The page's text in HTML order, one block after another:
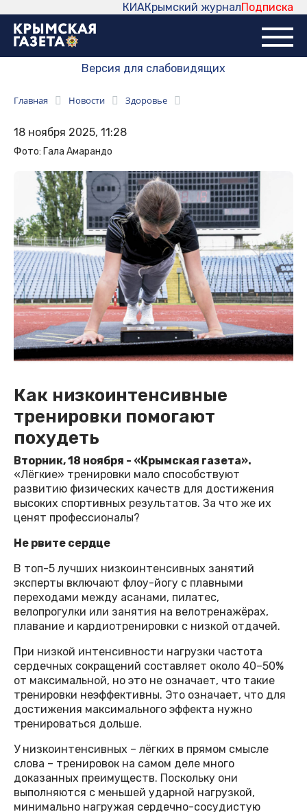
Подписка
Крымский журнал
КИА
Версия для слабовидящих
Главная Новости Здоровье
18 ноября 2025, 11:28
Фото: Гала Амарандо
Как низкоинтенсивные
тренировки помогают
похудеть
Вторник, 18 ноября - «Крымская газета».
«Лёгкие» тренировки мало способствуют
развитию физических качеств для достижения
высоких спортивных результатов. За что же их
ценят профессионалы?
Не рвите сердце
В топ-5 лучших низкоинтенсивных занятий
эксперты включают флоу-йогу с плавными
переходами между асанами, пилатес,
велопрогулки или занятия на велотренажёрах,
плавание и кардиотренировки с низкой отдачей.
При низкой интенсивности нагрузки частота
сердечных сокращений составляет около 40–50%
от максимальной, но это не означает, что такие
тренировки неэффективны. Это означает, что для
достижения максимального эффекта нужно
тренироваться дольше.
У низкоинтенсивных – лёгких в прямом смысле
слова – тренировок на самом деле много
доказанных преимуществ. Поскольку они
выполняются с меньшей ударной нагрузкой,
минимально нагружая сердечно-сосудистую